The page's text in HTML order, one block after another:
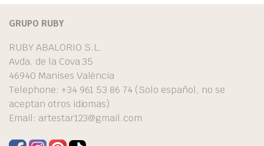
GRUPO RUBY
RUBY ABALORIO S.L.
Avda. de la Cova 35
46940 Manises València
Telephone: +34 961 53 86 74 (Solo español, no se
aceptan otros idiomas)
Email: artestar123@gmail.com